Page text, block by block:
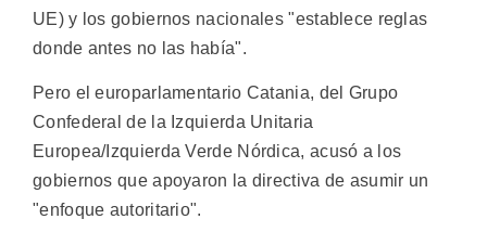
UE) y los gobiernos nacionales "establece reglas
donde antes no las había".
Pero el europarlamentario Catania, del Grupo
Confederal de la Izquierda Unitaria
Europea/Izquierda Verde Nórdica, acusó a los
gobiernos que apoyaron la directiva de asumir un
"enfoque autoritario".